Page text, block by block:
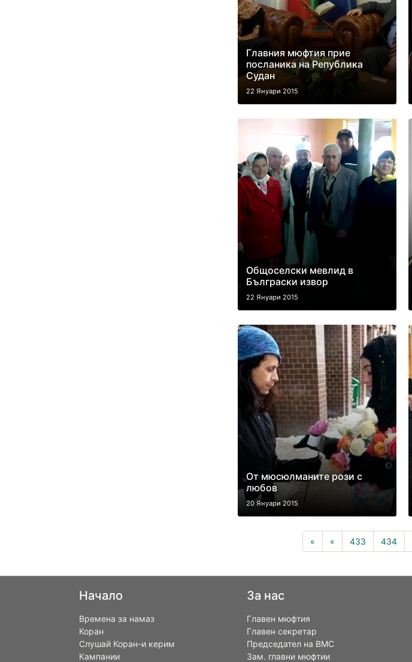
Главния мюфтия прие
посланика на Република
Судан
22 Януари 2015
Общоселски мевлид в
Бълграски извор
22 Януари 2015
От мюсюлманите рози с
любов
20 Януари 2015
« « 433 434
Начало
Времена за намаз
Коран
Слушай Коран-и керим
Кампании
За нас
Главен мюфтия
Главен секретар
Председател на ВМС
Зам. главни мюфтии